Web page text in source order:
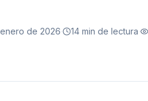
de 2026· 14 min de lectura·